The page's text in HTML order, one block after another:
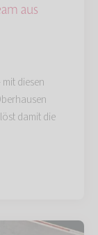
aus
diesen
damit die